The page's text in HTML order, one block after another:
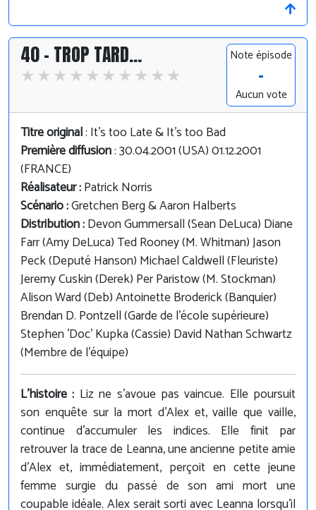
40 - TROP TARD... Note épisode
-
Aucun vote
Titre original: It's too Late & It's too Bad
Première diffusion: 30.04.2001 (USA) 01.12.2001
(FRANCE)
Réalisateur :Patrick Norris
Scénario :Gretchen Berg & Aaron Halberts
Distribution :Devon Gummersall (Sean DeLuca) Diane
Farr (Amy DeLuca) Ted Rooney (M. Whitman) Jason
Peck (Deputé Hanson) Michael Caldwell (Fleuriste)
Jeremy Cuskin (Derek) Per Paristow (M. Stockman)
Alison Ward (Deb) Antoinette Broderick (Banquier)
Brendan D. Pontzell (Garde de l'école supérieure)
Stephen 'Doc' Kupka (Cassie) David Nathan Schwartz
(Membre de l'équipe)
L'histoire : Liz ne s'avoue pas vaincue. Elle poursuit
son enquête sur la mort d'Alex et, vaille que vaille,
continue d'accumuler les indices. Elle finit par
retrouver la trace de Leanna, une ancienne petite amie
d'Alex et, immédiatement, perçoit en cette jeune
femme surgie du passé de son ami mort une
coupable idéale. Alex serait sorti avec Leanna lorsqu'il